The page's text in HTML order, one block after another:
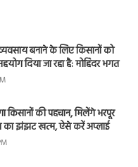
बनाने के लिए किसानों को
दिया जा रहा है: मोहिंदर भगत
किसानों की पहचान, मिलेंगे भरपूर
का झंझट खत्म, ऐसे करें अप्लाई